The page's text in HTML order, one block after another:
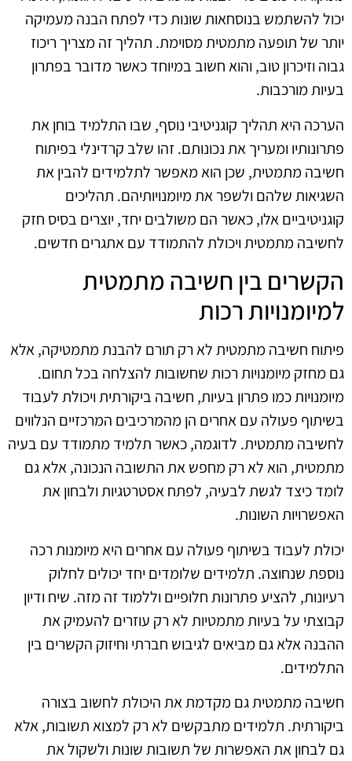
יכול להשתמש בנוסחאות שונות כדי לפתח הבנה מעמיקה
יותר של תופעה מתמטית מסוימת. תהליך זה מצריך ריכוז
גבוה וזיכרון טוב, והוא חשוב במיוחד כאשר מדובר בפתרון
בעיות מורכבות.
הערכה היא תהליך קוגניטיבי נוסף, שבו התלמיד בוחן את
פתרונותיו ומעריך את נכונותם. זהו שלב קרדינלי בפיתוח
חשיבה מתמטית, שכן הוא מאפשר לתלמידים להבין את
השגיאות שלהם ולשפר את מיומנויותיהם. תהליכים
קוגניטיביים אלו, כאשר הם משולבים יחד, יוצרים בסיס חזק
לחשיבה מתמטית ויכולת להתמודד עם אתגרים חדשים.
הקשרים בין חשיבה מתמטית
למיומנויות רכות
פיתוח חשיבה מתמטית לא רק תורם להבנת מתמטיקה, אלא
גם מחזק מיומנויות רכות שחשובות להצלחה בכל תחום.
מיומנויות כמו פתרון בעיות, חשיבה ביקורתית ויכולת לעבוד
בשיתוף פעולה עם אחרים הן מהמרכיבים המרכזיים הנלווים
לחשיבה מתמטית. לדוגמה, כאשר תלמיד מתמודד עם בעיה
מתמטית, הוא לא רק מחפש את התשובה הנכונה, אלא גם
לומד כיצד לגשת לבעיה, לפתח אסטרטגיות ולבחון את
האפשרויות השונות.
יכולת לעבוד בשיתוף פעולה עם אחרים היא מיומנות רכה
נוספת שנחוצה. תלמידים שלומדים יחד יכולים לחלוק
רעיונות, להציע פתרונות חלופיים וללמוד זה מזה. שיח ודיון
קבוצתי על בעיות מתמטיות לא רק עוזרים להעמיק את
ההבנה אלא גם מביאים לגיבוש חברתי וחיזוק הקשרים בין
התלמידים.
חשיבה מתמטית גם מקדמת את היכולת לחשוב בצורה
ביקורתית. תלמידים מתבקשים לא רק למצוא תשובות, אלא
גם לבחון את האפשרות של תשובות שונות ולשקול את